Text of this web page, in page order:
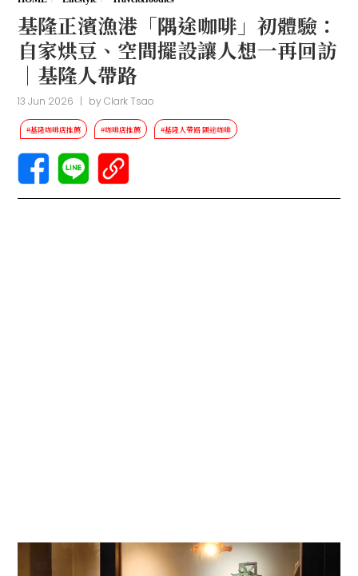
基隆正濱漁港「隅途咖啡」初體驗：
自家烘豆、空間擺設讓人想一再回訪
｜基隆人帶路
13 Jun 2026 | byClark Tsao
#基隆咖啡店推薦 #咖啡店推薦 #基隆人帶路 隅途咖啡